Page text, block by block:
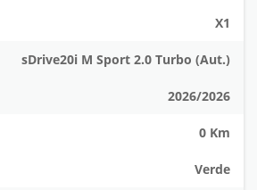
X1
sDrive20i M Sport 2.0 Turbo (Aut.)
2026/2026
0 Km
Verde